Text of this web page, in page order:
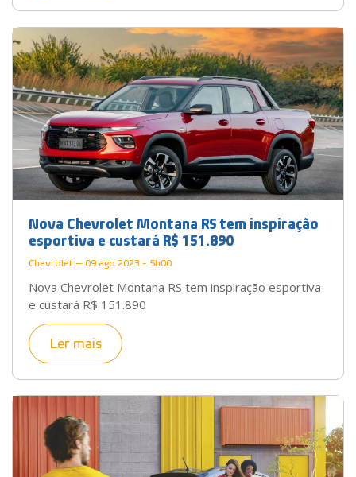
Nova Chevrolet Montana RS tem inspiração
esportiva e custará R$ 151.890
Chevrolet — 09 ago 2023 - 5h00
Nova Chevrolet Montana RS tem inspiração esportiva
e custará R$ 151.890
Ler mais